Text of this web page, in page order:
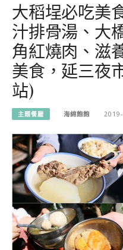
大稻埕必吃美
汁排骨湯、大
角紅燒肉、滋
美食，延三夜
站)
主題餐廳 海綿飽飽